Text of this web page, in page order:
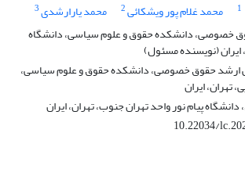
1 محمد غلام پور ویشکائی2 محمد یارارشدی3
خصوصی، دانشکده حقوق و علوم سیاسی، دانشگاه
ایران (نویسنده مسئول)
ارشد حقوق خصوصی، دانشکده حقوق و علوم سیاسی،
تهران، ایران
پیام نور واحد تهران جنوب، تهران، ایران
10.22034/